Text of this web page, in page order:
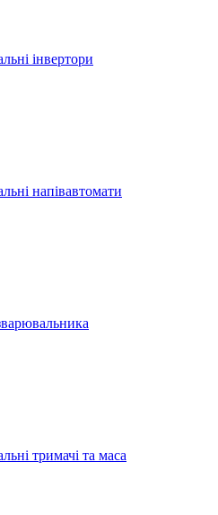
інвертори
напівавтомати
тримачі та маса